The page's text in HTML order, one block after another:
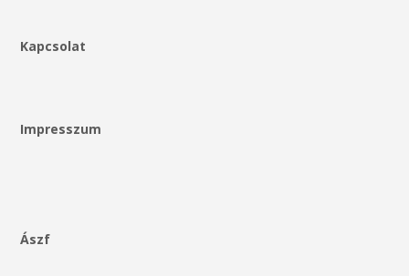
Kapcsolat
Impresszum
Ászf